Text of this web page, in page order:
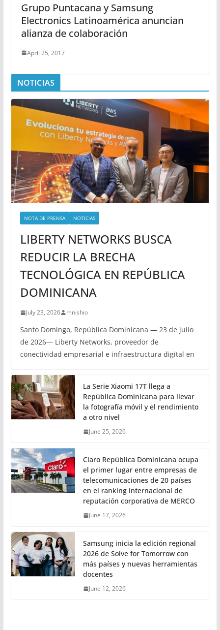
Grupo Puntacana y Samsung
Electronics Latinoamérica anuncian
alianza de colaboración
April 25, 2017
NOTICIAS
NOTA DE PRENSA NOTICIAS
LIBERTY NETWORKS BUSCA
REDUCIR LA BRECHA
TECNOLÓGICA EN REPÚBLICA
DOMINICANA
July 23, 2026 mnishio
Santo Domingo, República Dominicana — 23 de julio
de 2026— Liberty Networks, proveedor de
conectividad empresarial e infraestructura digital en
La Serie Xiaomi 17T llega a
República Dominicana para llevar
la fotografía móvil y el rendimiento
a otro nivel
June 25, 2026
Claro República Dominicana ocupa
el primer lugar entre empresas de
telecomunicaciones de 20 países
en el ranking internacional de
reputación corporativa de MERCO
June 17, 2026
Samsung inicia la edición regional
2026 de Solve for Tomorrow con
más países y nuevas herramientas
docentes
June 12, 2026